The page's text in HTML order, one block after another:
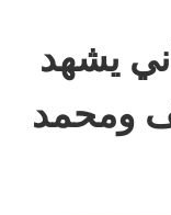
يشهد
ومحمد